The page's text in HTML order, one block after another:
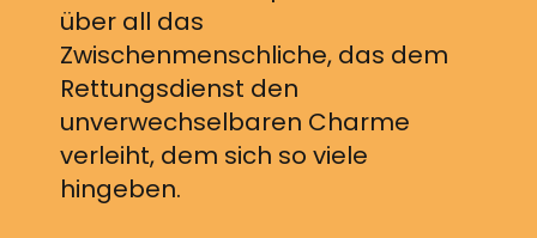
über all das
Zwischenmenschliche, das dem
Rettungsdienst den
unverwechselbaren Charme
verleiht, dem sich so viele
hingeben.